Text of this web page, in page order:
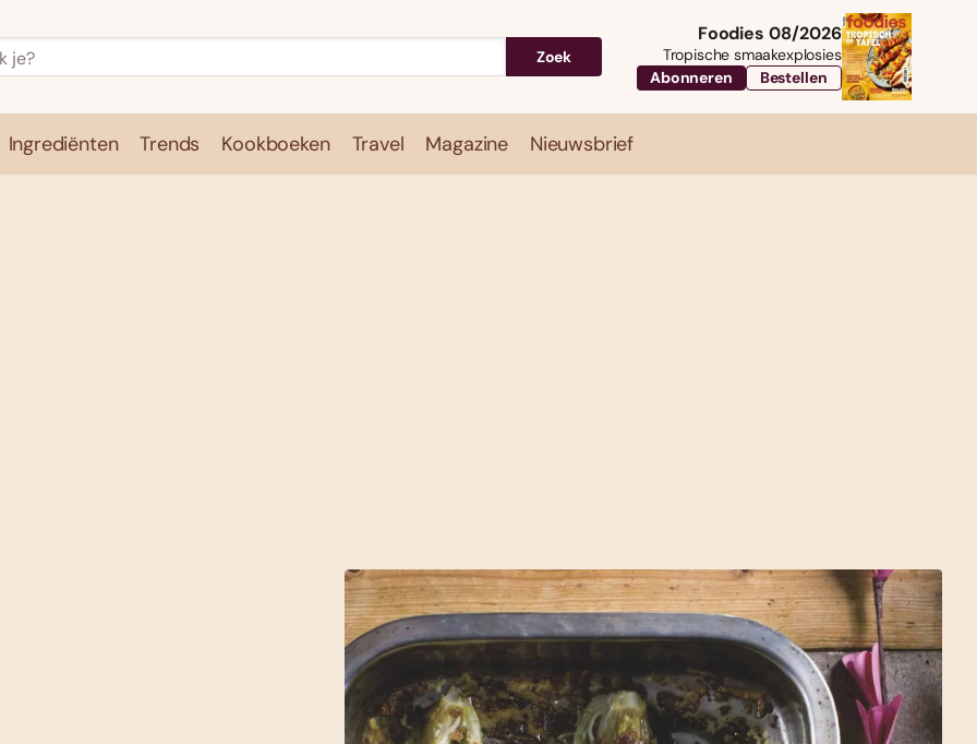
Zoek
Foodies 08/2026
Tropische smaakexplosies
Abonneren
Bestellen
Ingrediënten Trends Kookboeken Travel Magazine Nieuwsbrief